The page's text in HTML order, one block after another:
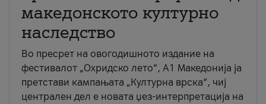
македонското културно
наследство
Во пресрет на овогодишното издание на
фестивалот „Охридско лето“, А1 Македонија ја
претстави кампањата „Културна врска“, чиј
централен дел е новата џез-интерпретација на